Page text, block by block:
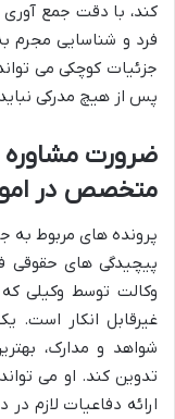
کند، با دقت جمع آوری
فرد و شناسایی مجرم
جزئیات کوچکی می
پس از هیچ مدرکی
ضرورت
متخصص در
پرونده های مربوط به
پیچیدگی های حقوقی
وکالت توسط وکیلی
غیرقابل انکار
شواهد و مدارک،
تدوین کند. او می
ارائه دفاعیات لازم